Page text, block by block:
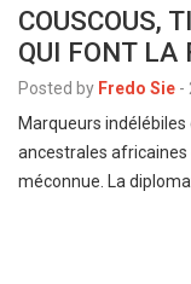
COUSCOUS,
QUI FONT LA
Posted by Fredo Sie -
Marqueurs
ancestrales
méconnue. La